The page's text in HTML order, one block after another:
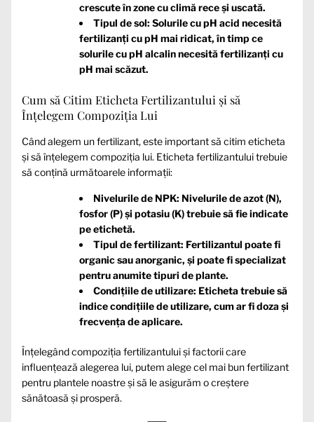
crescute în zone cu climă rece și uscată.
Tipul de sol: Solurile cu pH acid necesită
fertilizanți cu pH mai ridicat, în timp ce
solurile cu pH alcalin necesită fertilizanți cu
pH mai scăzut.
Cum să Citim Eticheta Fertilizantului și să
Înțelegem Compoziția Lui
Când alegem un fertilizant, este important să citim eticheta
și să înțelegem compoziția lui. Eticheta fertilizantului trebuie
să conțină următoarele informații:
Nivelurile de NPK: Nivelurile de azot (N),
fosfor (P) și potasiu (K) trebuie să fie indicate
pe etichetă.
Tipul de fertilizant: Fertilizantul poate fi
organic sau anorganic, și poate fi specializat
pentru anumite tipuri de plante.
Condițiile de utilizare: Eticheta trebuie să
indice condițiile de utilizare, cum ar fi doza și
frecvența de aplicare.
Înțelegând compoziția fertilizantului și factorii care
influențează alegerea lui, putem alege cel mai bun fertilizant
pentru plantele noastre și să le asigurăm o creștere
sănătoasă și prosperă.